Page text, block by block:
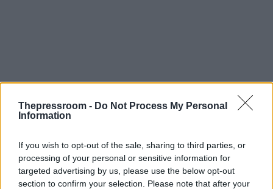
Thepressroom - Do Not Process My Personal
Information
If you wish to opt-out of the sale, sharing to third parties, or
processing of your personal or sensitive information for
targeted advertising by us, please use the below opt-out
section to confirm your selection. Please note that after your